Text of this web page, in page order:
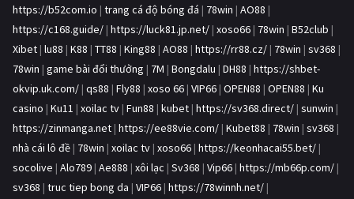
https://b52com.io | trang cá độ bóng đá | 78win | AO88 |
https://c168.guide/ | https://luck81.jp.net/ | xoso66 | 78win | B52club |
Xibet | lu88 | K88 | TT88 | King88 | AO88 | https://rr88.cz/ | 78win | sv368 |
78win | game bài đổi thưởng | 7M | Bongdalu | DH88 | https://shbet-
okvip.uk.com/ | qs88 | Fly88 | xoso 66 | VIP66 | OPEN88 | OPEN88 | Ku
casino | Ku11 | xoilac tv | Fun88 | kubet | https://sv368.direct/ | sunwin |
https://zinmanga.net | https://ee88vie.com/ | Kubet88 | 78win | sv368 |
nhà cái lô đề | 78win | xoilac tv | xoso66 | https://keonhacai55.bet/ |
socolive | Alo789 | Ae888 | xôi lạc | Sv368 | Vip66 | https://mb66p.com/ |
sv368 | truc tiep bong da | VIP66 | https://78winnh.net/ |